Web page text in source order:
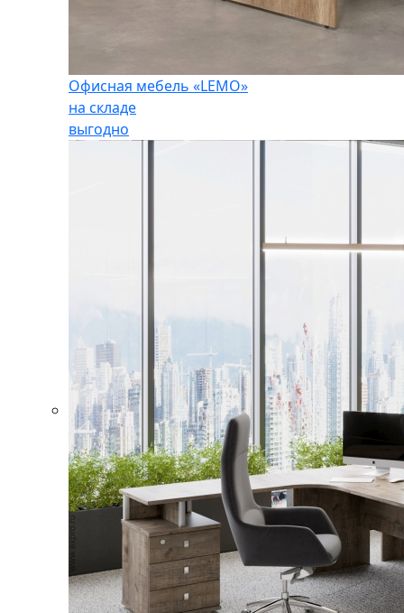
Офисная мебель «LEMO»
на складе
выгодно